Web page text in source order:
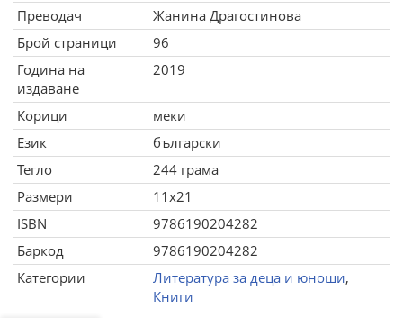
Преводач
Жанина Драгостинова
Брой страници
96
Година на
издаване
2019
Корици
меки
Език
български
Тегло
244 грама
Размери
11x21
ISBN
9786190204282
Баркод
9786190204282
Категории
Литература за деца и юноши,
Книги